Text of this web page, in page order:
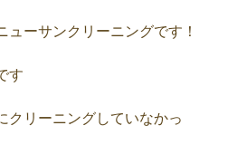
ューサンクリーニングです！
す
クリーニングしていなかっ